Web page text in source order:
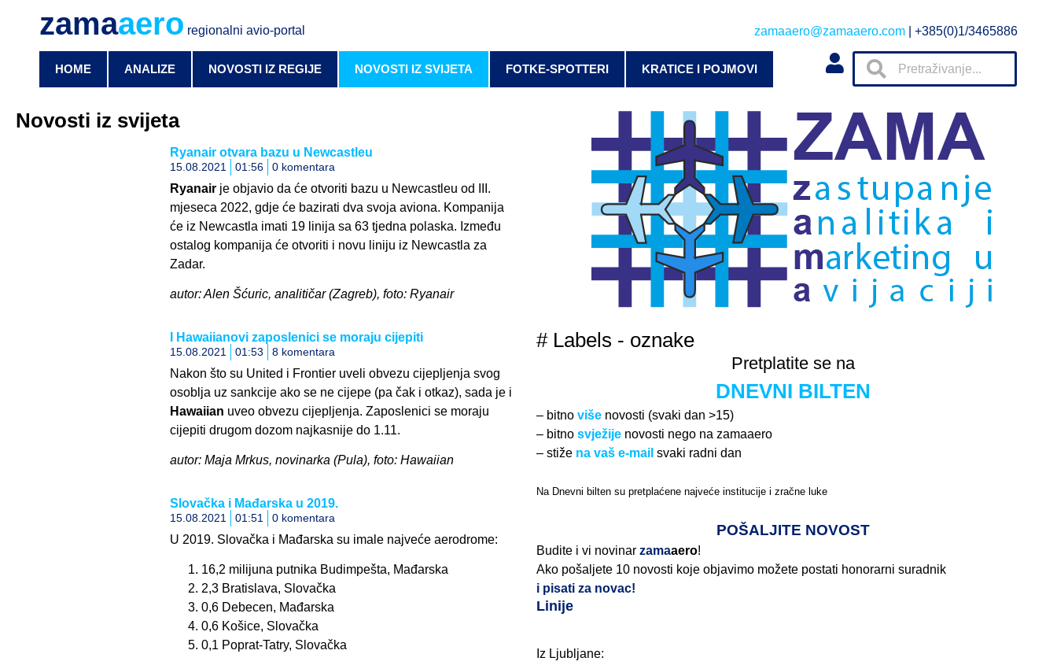
zamaaero regionalni avio-portal zamaaero@zamaaero.com | +385(0)1/3465886
HOME ANALIZE NOVOSTI IZ REGIJE NOVOSTI IZ SVIJETA FOTKE-SPOTTERI KRATICE I POJMOVI
Novosti iz svijeta
Ryanair otvara bazu u Newcastleu
15.08.2021 01:56 0 komentara
Ryanairje objavio da će otvoriti bazu u Newcastleu od III.
mjeseca 2022, gdje će bazirati dva svoja aviona. Kompanija
će iz Newcastla imati 19 linija sa 63 tjedna polaska. Između
ostalog kompanija će otvoriti i novu liniju iz Newcastla za
Zadar.
autor: Alen Šćuric, analitičar (Zagreb), foto: Ryanair
I Hawaiianovi zaposlenici se moraju cijepiti
15.08.2021 01:53 8 komentara
Nakon što su United i Frontier uveli obvezu cijepljenja svog
osoblja uz sankcije ako se ne cijepe (pa čak i otkaz), sada je i
Hawaiian uveo obvezu cijepljenja. Zaposlenici se moraju
cijepiti drugom dozom najkasnije do 1.11.
autor: Maja Mrkus, novinarka (Pula), foto: Hawaiian
Slovačka i Mađarska u 2019.
15.08.2021 01:51 0 komentara
U 2019. Slovačka i Mađarska su imale najveće aerodrome:
16,2 milijuna putnika Budimpešta, Mađarska
2,3 Bratislava, Slovačka
0,6 Debecen, Mađarska
0,6 Košice, Slovačka
0,1 Poprat-Tatry, Slovačka
# Labels - oznake
Pretplatite se na
DNEVNI BILTEN
– bitno više novosti (svaki dan >15)
– bitno svježije novosti nego na zamaaero
– stiže na vaš e-mail svaki radni dan
Na Dnevni bilten su pretplaćene najveće institucije i zračne luke
POŠALJITE NOVOST
Budite i vi novinar zamaaero!
Ako pošaljete 10 novosti koje objavimo možete postati honorarni suradnik
i pisati za novac!
Linije
Iz Ljubljane: